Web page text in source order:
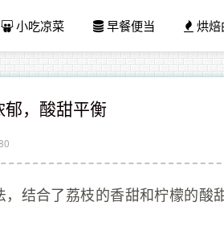
小吃凉菜 早餐便当 烘焙
，酸甜平衡
结合了荔枝的香甜和柠檬的酸